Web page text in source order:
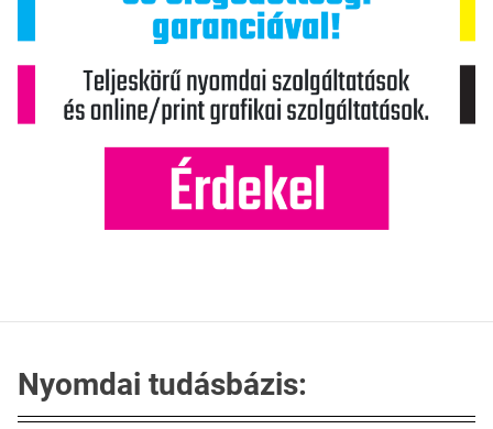
Nyomdai tudásbázis: